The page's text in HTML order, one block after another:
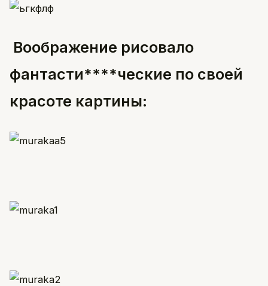
Воображение рисовало
фантасти****ческие по своей
красоте картины: